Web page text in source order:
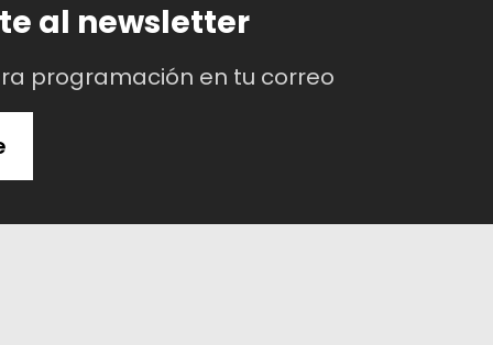
al newsletter
programación en tu correo